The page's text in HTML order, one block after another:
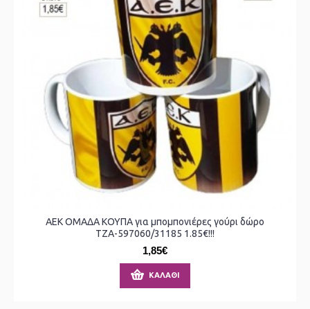
ΑΕΚ ΟΜΑΔΑ ΚΟΥΠΑ για μπομπονιέρες γούρι δώρο
ΤΖΑ-597060/31185 1.85€!!!
1,85€
ΚΑΛΆΘΙ